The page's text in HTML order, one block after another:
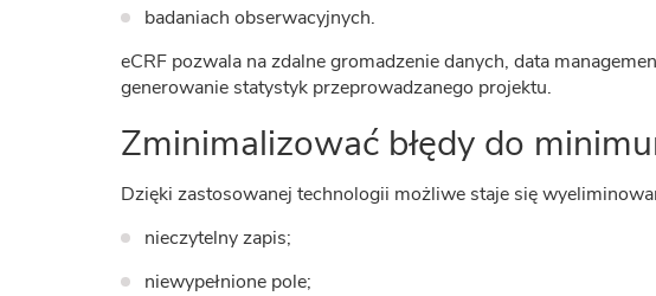
badaniach obserwacyjnych.
eCRF pozwala na zdalne gromadzenie danych, data
generowanie statystyk przeprowadzanego projektu.
Zminimalizować błędy do
Dzięki zastosowanej technologii możliwe staje się
nieczytelny zapis;
niewypełnione pole;